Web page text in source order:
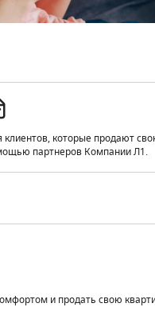
клиентов, которые продают
партнеров Компании Л1.
и продать свою